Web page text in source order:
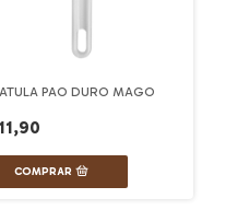
PAO DURO MAGO